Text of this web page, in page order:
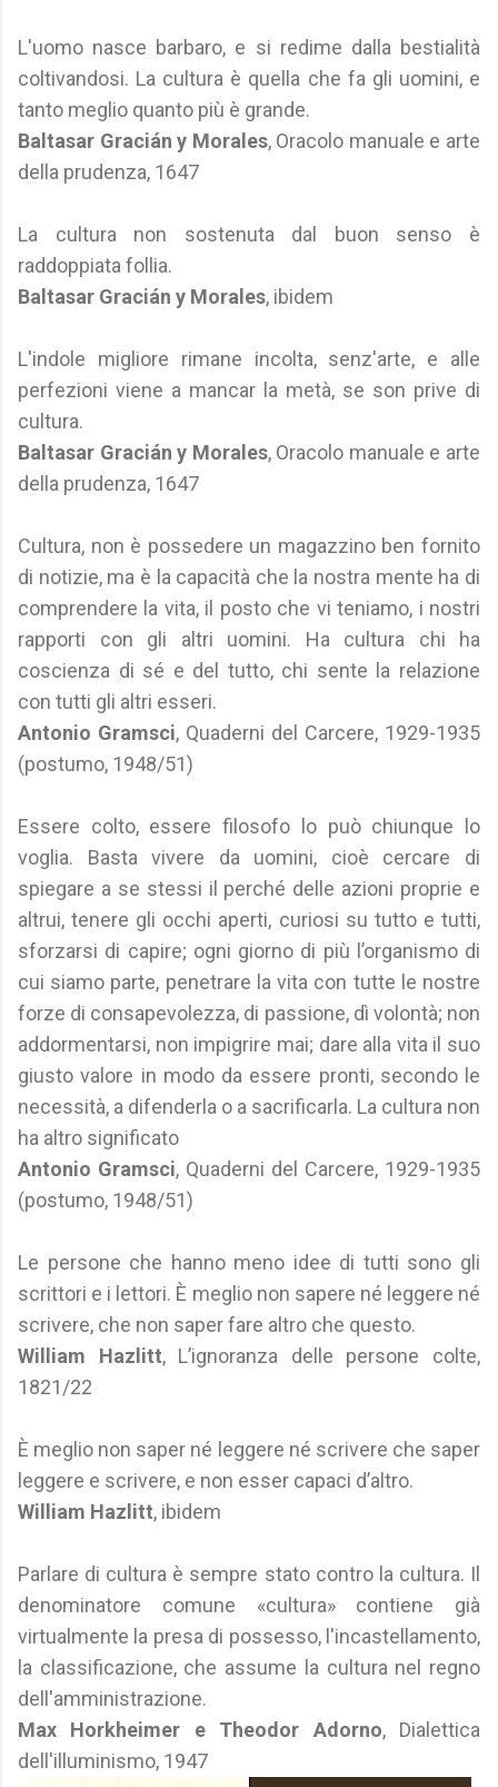
L'uomo nasce barbaro, e si redime dalla bestialità
coltivandosi. La cultura è quella che fa gli uomini, e
tanto meglio quanto più è grande.
Baltasar Gracián y Morales, Oracolo manuale e arte
della prudenza, 1647
La cultura non sostenuta dal buon senso è
raddoppiata follia.
Baltasar Gracián y Morales, ibidem
L'indole migliore rimane incolta, senz'arte, e alle
perfezioni viene a mancar la metà, se son prive di
cultura.
Baltasar Gracián y Morales, Oracolo manuale e arte
della prudenza, 1647
Cultura, non è possedere un magazzino ben fornito
di notizie, ma è la capacità che la nostra mente ha di
comprendere la vita, il posto che vi teniamo, i nostri
rapporti con gli altri uomini. Ha cultura chi ha
coscienza di sé e del tutto, chi sente la relazione
con tutti gli altri esseri.
Antonio Gramsci, Quaderni del Carcere, 1929-1935
(postumo, 1948/51)
Essere colto, essere filosofo lo può chiunque lo
voglia. Basta vivere da uomini, cioè cercare di
spiegare a se stessi il perché delle azioni proprie e
altrui, tenere gli occhi aperti, curiosi su tutto e tutti,
sforzarsi di capire; ogni giorno di più l’organismo di
cui siamo parte, penetrare la vita con tutte le nostre
forze di consapevolezza, di passione, dì volontà; non
addormentarsi, non impigrire mai; dare alla vita il suo
giusto valore in modo da essere pronti, secondo le
necessità, a difenderla o a sacrificarla. La cultura non
ha altro significato
Antonio Gramsci, Quaderni del Carcere, 1929-1935
(postumo, 1948/51)
Le persone che hanno meno idee di tutti sono gli
scrittori e i lettori. È meglio non sapere né leggere né
scrivere, che non saper fare altro che questo.
William Hazlitt, L’ignoranza delle persone colte,
1821/22
È meglio non saper né leggere né scrivere che saper
leggere e scrivere, e non esser capaci d’altro.
William Hazlitt, ibidem
Parlare di cultura è sempre stato contro la cultura. Il
denominatore comune «cultura» contiene già
virtualmente la presa di possesso, l'incastellamento,
la classificazione, che assume la cultura nel regno
dell'amministrazione.
Max Horkheimer e Theodor Adorno, Dialettica
dell'illuminismo, 1947